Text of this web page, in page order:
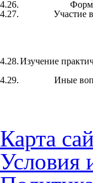
4.26.
4.27.
Участие
4.28.Изучение
4.29.
Иные
Карта
Условия